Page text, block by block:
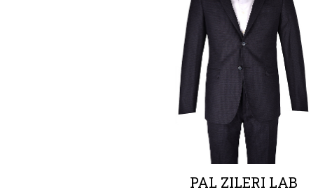
PAL ZILERI LAB